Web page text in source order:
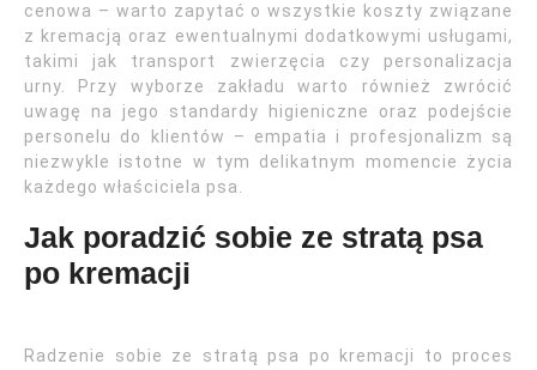
cenowa – warto zapytać o wszystkie koszty związane
z kremacją oraz ewentualnymi dodatkowymi usługami,
takimi jak transport zwierzęcia czy personalizacja
urny. Przy wyborze zakładu warto również zwrócić
uwagę na jego standardy higieniczne oraz podejście
personelu do klientów – empatia i profesjonalizm są
niezwykle istotne w tym delikatnym momencie życia
każdego właściciela psa.
Jak poradzić sobie ze stratą psa
po kremacji
Radzenie sobie ze stratą psa po kremacji to proces